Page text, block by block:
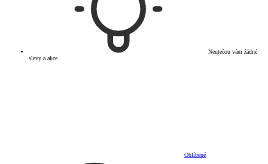
Neutečou vám žádné
slevy a akce
Oblíbené